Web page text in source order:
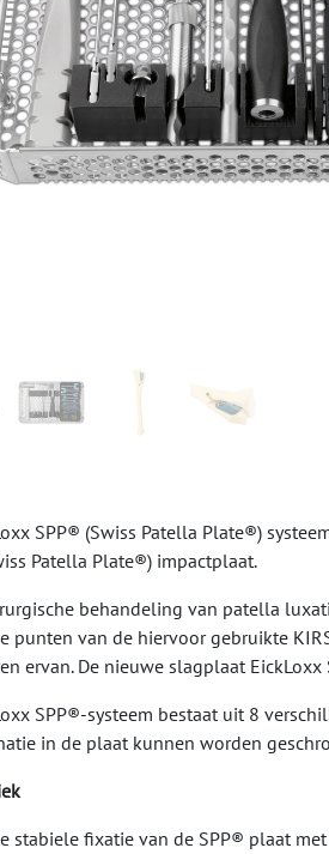
SPP® (Swiss Patella Plate®)
Patella Plate®) impactplaat.
behandeling van patella
punten van de hiervoor gebruikte
ervan. De nieuwe slagplaat
SPP®-systeem bestaat uit 8
in de plaat kunnen worden
stabiele fixatie van de SPP® plaat